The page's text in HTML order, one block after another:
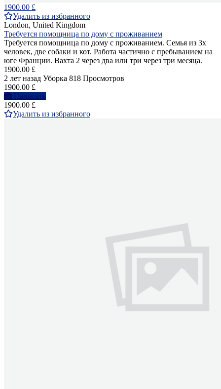
1900.00 £
Удалить из избранного
London, United Kingdom
Требуется помощница по дому с проживанием
Требуется помощница по дому с проживанием. Семья из 3х
человек, две собаки и кот. Работа частично с пребыванием на
юге Франции. Вахта 2 через два или три через три месяца.
1900.00 £
2 лет назад Уборка 818 Просмотров
1900.00 £
Написать
1900.00 £
Удалить из избранного